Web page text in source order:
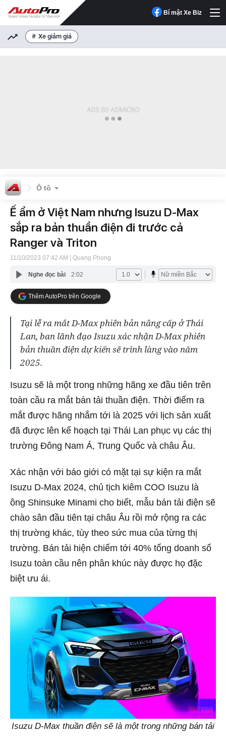
Bí mật Xe Biz
Xe giảm giá
Ô tô
Ế ẩm ở Việt Nam nhưng Isuzu D-Max
sắp ra bản thuần điện đi trước cả
Ranger và Triton
11/10/2023 07:42 AM | Quang Phong
Nghe đọc bài 2:02
Thêm AutoPro trên Google
Tại lễ ra mắt D-Max phiên bản nâng cấp ở Thái
Lan, ban lãnh đạo Isuzu xác nhận D-Max phiên
bản thuần điện dự kiến sẽ trình làng vào năm
2025.
Isuzu sẽ là một trong những hãng xe đầu tiên trên
toàn cầu ra mắt bán tải thuần điện. Thời điểm ra
mắt được hãng nhắm tới là 2025 với lịch sản xuất
đã được lên kế hoạch tại Thái Lan phục vụ các thị
trường Đông Nam Á, Trung Quốc và châu Âu.
Xác nhận với báo giới có mặt tại sự kiện ra mắt
Isuzu D-Max 2024, chủ tịch kiêm COO Isuzu là
ông Shinsuke Minami cho biết, mẫu bán tải điện sẽ
chào sân đầu tiên tại châu Âu rồi mở rộng ra các
thị trường khác, tùy theo sức mua của từng thị
trường. Bán tải hiện chiếm tới 40% tổng doanh số
Isuzu toàn cầu nên phân khúc này được họ đặc
biệt ưu ái.
Isuzu D-Max thuần điện sẽ là một trong những bán tải